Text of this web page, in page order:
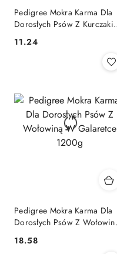
Pedigree Mokra Karma Dla
Dorosłych Psów Z
400g
Cena:
11.24
Pedigree Mokra Karma Dla
Dorosłych Psów Z
Cena:
18.58